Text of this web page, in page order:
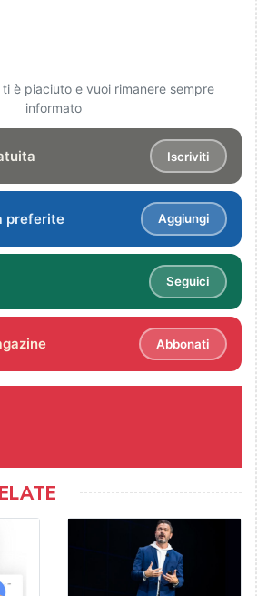
è piaciuto e vuoi rimanere sempre
informato
Iscriviti
preferite Aggiungi
Seguici
Abbonati